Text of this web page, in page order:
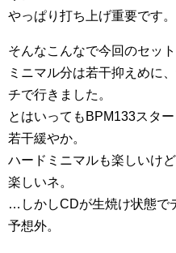
やっぱり打ち上げ重要です
そんなこんなで今回のセット
ミニマル分は若干抑えめに
チで行きました。
とはいってもBPM133スタ
若干緩やか。
ハードミニマルも楽しいけ
楽しいネ。
…しかしCDが生焼け状態で
予想外。